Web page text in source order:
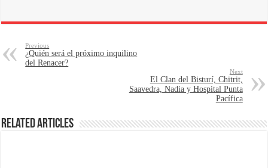
Previous
¿Quién será el próximo inquilino
del Renacer?
Next
El Clan del Bisturí, Chitrit,
Saavedra, Nadia y Hospital Punta
Pacífica
Related Articles